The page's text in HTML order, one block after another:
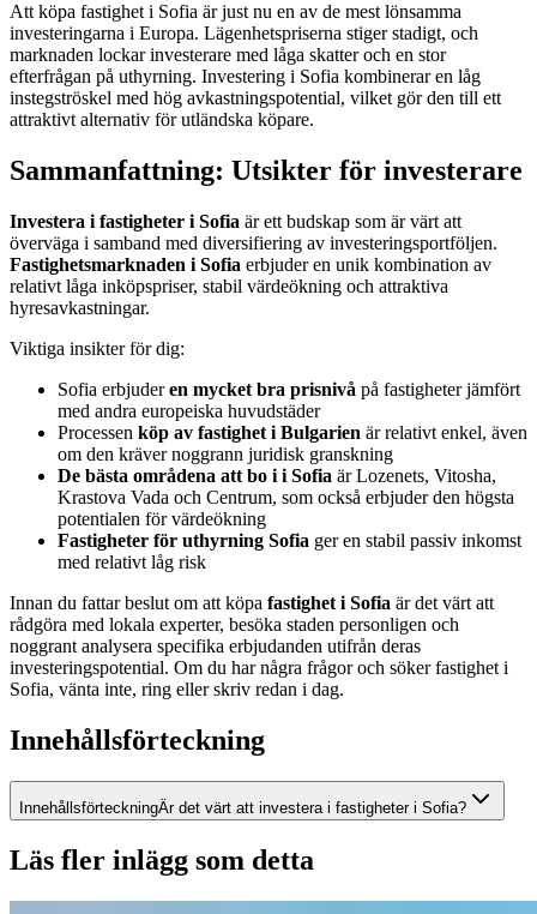
Att köpa fastighet i Sofia är just nu en av de mest lönsamma
investeringarna i Europa. Lägenhetspriserna stiger stadigt, och
marknaden lockar investerare med låga skatter och en stor
efterfrågan på uthyrning. Investering i Sofia kombinerar en låg
instegströskel med hög avkastningspotential, vilket gör den till ett
attraktivt alternativ för utländska köpare.
Sammanfattning: Utsikter för investerare
Investera i fastigheter i Sofia är ett budskap som är värt att
överväga i samband med diversifiering av investeringsportföljen.
Fastighetsmarknaden i Sofia erbjuder en unik kombination av
relativt låga inköpspriser, stabil värdeökning och attraktiva
hyresavkastningar.
Viktiga insikter för dig:
Sofia erbjuderen mycket bra prisnivå på fastigheter jämfört
med andra europeiska huvudstäder
Processen köp av fastighet i Bulgarien är relativt enkel, även
om den kräver noggrann juridisk granskning
De bästa områdena att bo i i Sofia är Lozenets, Vitosha,
Krastova Vada och Centrum, som också erbjuder den högsta
potentialen för värdeökning
Fastigheter för uthyrning Sofia ger en stabil passiv inkomst
med relativt låg risk
Innan du fattar beslut om att köpa fastighet i Sofia är det värt att
rådgöra med lokala experter, besöka staden personligen och
noggrant analysera specifika erbjudanden utifrån deras
investeringspotential. Om du har några frågor och söker fastighet i
Sofia, vänta inte, ring eller skriv redan i dag.
Innehållsförteckning
InnehållsförteckningÄr det värt att investera i fastigheter i Sofia?
Läs fler inlägg som detta